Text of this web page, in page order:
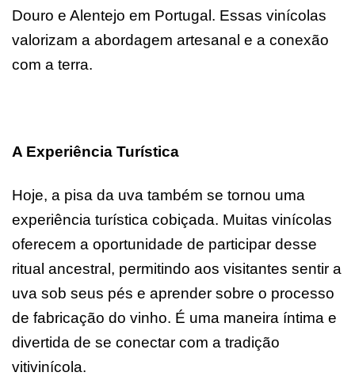
Douro e Alentejo em Portugal. Essas vinícolas
valorizam a abordagem artesanal e a conexão
com a terra.
A Experiência Turística
Hoje, a pisa da uva também se tornou uma
experiência turística cobiçada. Muitas vinícolas
oferecem a oportunidade de participar desse
ritual ancestral, permitindo aos visitantes sentir a
uva sob seus pés e aprender sobre o processo
de fabricação do vinho. É uma maneira íntima e
divertida de se conectar com a tradição
vitivinícola.